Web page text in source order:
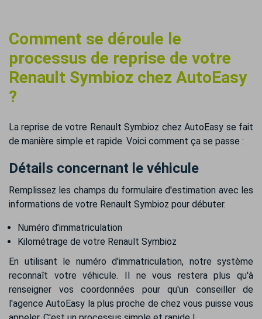
Comment se déroule le
processus de reprise de votre
Renault Symbioz chez AutoEasy
?
La reprise de votre Renault Symbioz chez AutoEasy se fait
de manière simple et rapide. Voici comment ça se passe :
Détails concernant le véhicule
Remplissez les champs du formulaire d'estimation avec les
informations de votre Renault Symbioz pour débuter.
Numéro d’immatriculation
Kilométrage de votre Renault Symbioz
En utilisant le numéro d'immatriculation, notre système
reconnaît votre véhicule. Il ne vous restera plus qu'à
renseigner vos coordonnées pour qu'un conseiller de
l'agence AutoEasy la plus proche de chez vous puisse vous